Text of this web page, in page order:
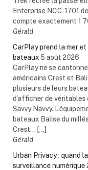
Enterprise NCC-1701
compte exactement 1
Gérald
CarPlay prend la mer
bateaux 5 août 2026
CarPlay ne se
américains Crest et
plusieurs de leurs
d’afficher de véritables
Savvy Navvy.
bateaux Balise du
Crest... […]
Gérald
Urban Privacy : quand
surveillance numérique